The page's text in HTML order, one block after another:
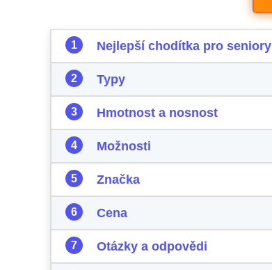
Nejlepší chodítka pro seniory
Typy
Hmotnost a nosnost
Možnosti
Značka
Cena
Otázky a odpovědi